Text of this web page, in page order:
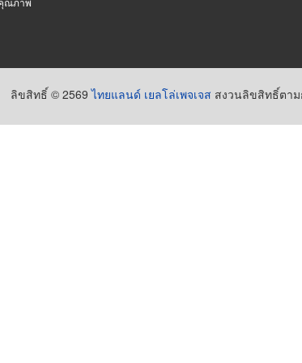
ลิขสิทธิ์ © 2569ไทยแลนด์ เยลโล่เพจเจส สงวนลิขสิทธิ์ตา